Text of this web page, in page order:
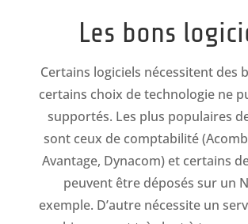
Les bons
Certains logiciels nécessitent des
certains choix de technologie ne
supportés. Les plus populaires
sont ceux de comptabilité
Avantage, Dynacom) et certains
peuvent être déposés sur un
exemple. D’autre nécessite un